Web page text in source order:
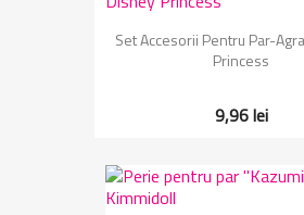
Vizualizare
Set Accesorii Pentru Par-
Princess
9,96 lei